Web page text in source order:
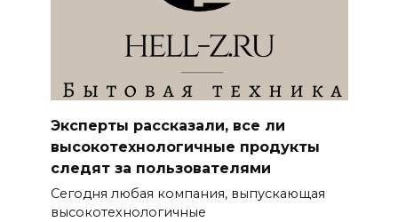
Эксперты рассказали, все ли
высокотехнологичные продукты
следят за пользователями
Сегодня любая компания, выпускающая
высокотехнологичные